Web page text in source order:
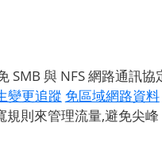
SMB 與 NFS 網路通訊協
變更追蹤 免區域網路資料
則來管理流量,避免尖峰